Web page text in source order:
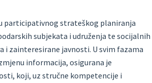
participativnog strateškog planiranja
subjekata i udruženja te socijalnih
i zainteresirane javnosti. U svim fazama
informacija, osigurana je
koji, uz stručne kompetencije i